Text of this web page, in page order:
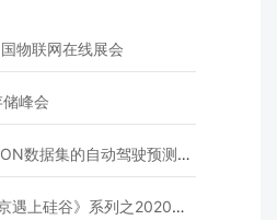
物联网在线展会
峰会
据集的自动驾驶预测模型挑战赛
硅谷》系列之2020年度开源峰会